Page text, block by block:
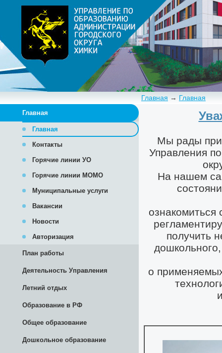
Главная → Главная
Главная
Главная
Контакты
Горячие линии УО
Горячие линии МОМО
Муниципальные услуги
Вакансии
Новости
Авторизация
План работы
Деятельность Управления
Летний отдых
Образование в РФ
Общее образование
Дошкольное образование